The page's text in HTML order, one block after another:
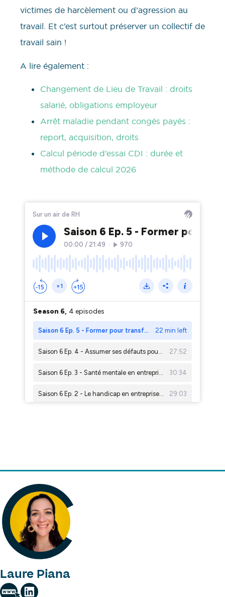
victimes de harcèlement ou d’agression au
travail. Et c’est surtout préserver un collectif de
travail sain !
A lire également :
Changement de Lieu de Travail : droits
salarié, obligations employeur
Arrêt maladie pendant congés payés :
report, acquisition, droits
Calcul période d’essai CDI : durée et
méthode de calcul 2026
Laure Piana